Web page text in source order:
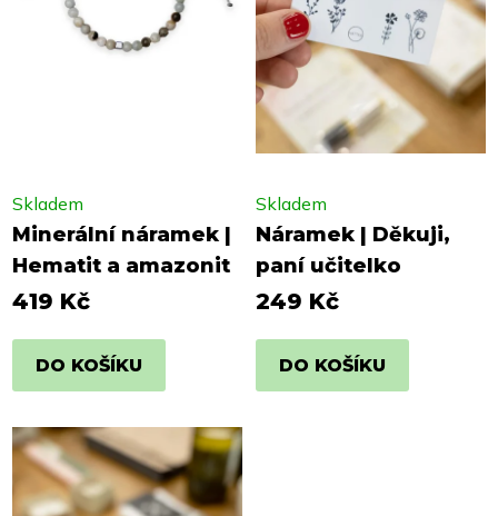
Minerální náramek |
Hematit a amazonit
Skladem
419 Kč
DO KOŠÍKU
Náramek | Děkuji,
paní učitelko
Skladem
249 Kč
DO KOŠÍKU